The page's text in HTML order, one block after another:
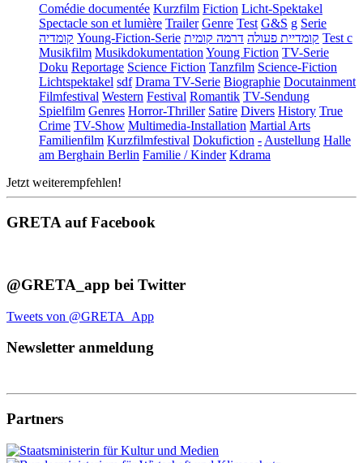
Comédie documentée Kurzfilm Fiction Licht-Spektakel
Spectacle son et lumière Trailer Genre Test G&S g Serie
קומדיה Young-Fiction-Serie קומדיית פעולה דרמה קומית
Test c
Musikfilm Musikdokumentation Young Fiction TV-Serie
Doku Reportage Science Fiction Tanzfilm Science-Fiction
Lichtspektakel sdf Drama TV-Serie Biographie Docutainment
Filmfestival Western Festival Romantik TV-Sendung
Spielfilm Genres Horror-Thriller Satire Divers History True
Crime TV-Show Multimedia-Installation Martial Arts
Familienfilm Kurzfilmfestival Dokufiction - Austellung Halle
am Berghain Berlin Familie / Kinder Kdrama
Jetzt weiterempfehlen!
GRETA auf Facebook
@GRETA_app bei Twitter
Tweets von @GRETA_App
Newsletter anmeldung
Partners